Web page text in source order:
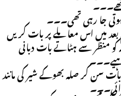
جا رہی تھی۔۔۔
میں اس معاملے پر بات کریں
منظر سے ہٹاتے بات دبانی
سن کر صلہ بھوکے شیر کی مانند